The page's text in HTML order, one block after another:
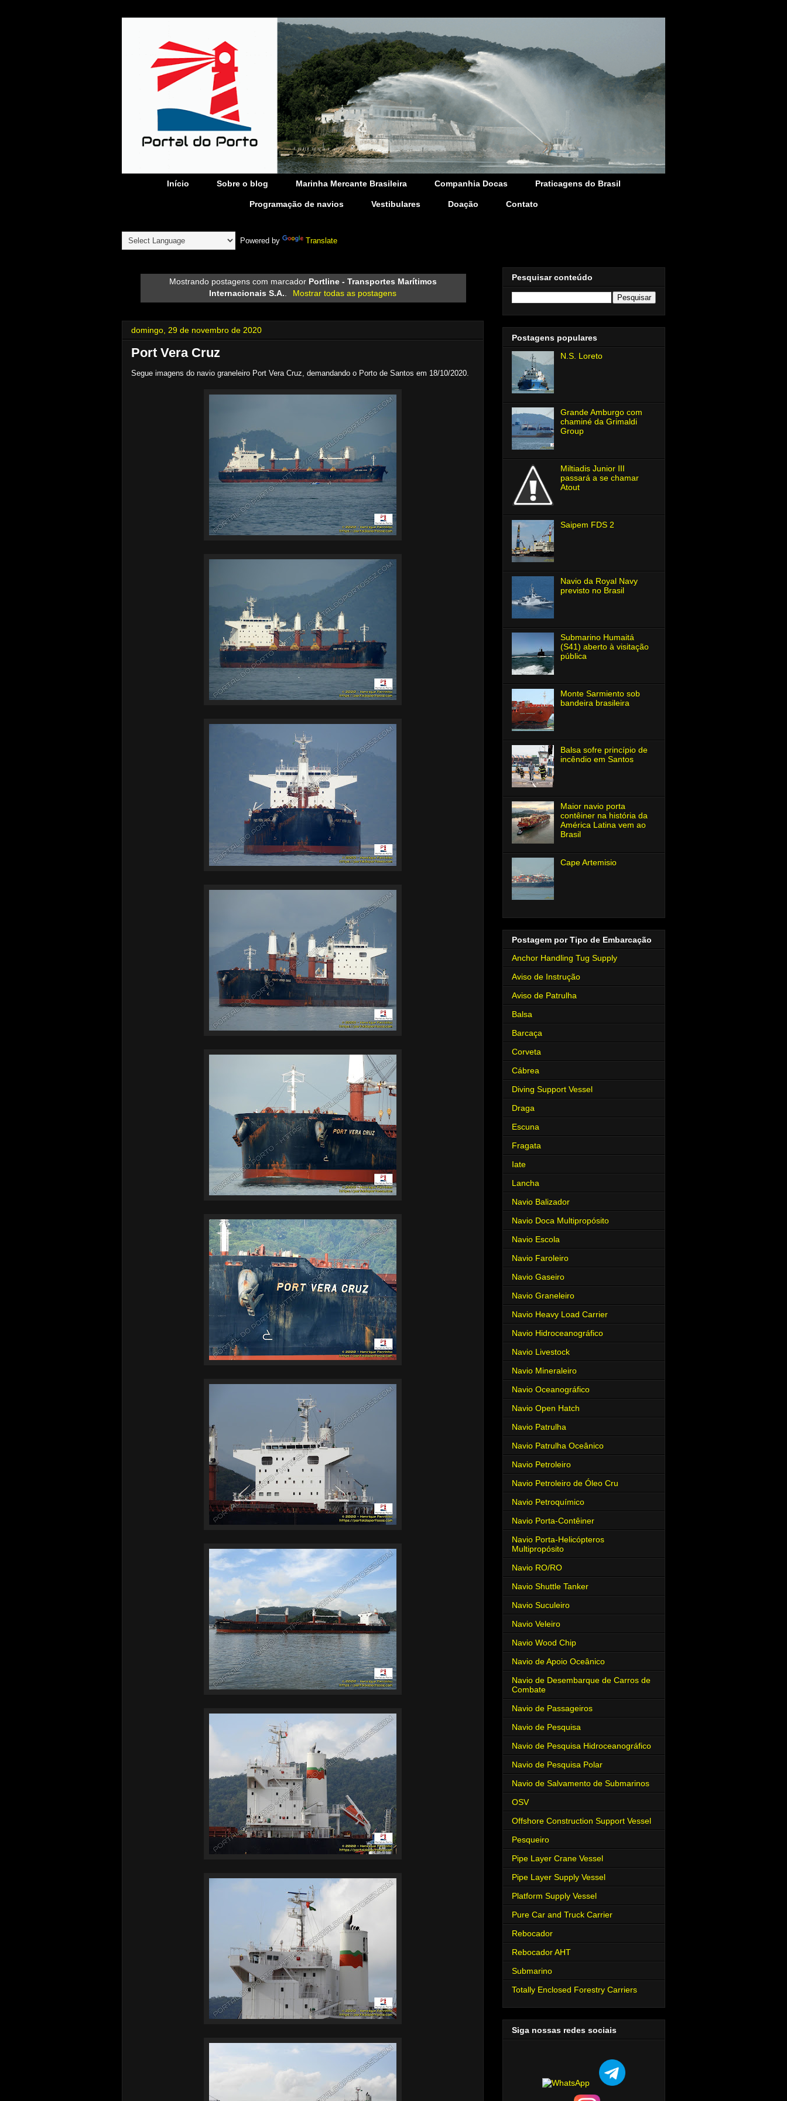
Início Sobre o blog Marinha Mercante Brasileira Companhia Docas Praticagens do Brasil
Programação de navios Vestibulares Doação Contato
Powered by Translate
Mostrando postagens com marcador Portline - Transportes Marítimos
Internacionais S.A.. Mostrar todas as postagens
domingo, 29 de novembro de 2020
Port Vera Cruz
Segue imagens do navio graneleiro Port Vera Cruz, demandando o Porto de Santos em 18/10/2020.
Pesquisar conteúdo
Postagens populares
N.S. Loreto
Grande Amburgo com
chaminé da Grimaldi
Group
Miltiadis Junior Ⅲ
passará a se chamar
Atout
Saipem FDS 2
Navio da Royal Navy
previsto no Brasil
Submarino Humaitá
(S41) aberto à visitação
pública
Monte Sarmiento sob
bandeira brasileira
Balsa sofre princípio de
incêndio em Santos
Maior navio porta
contêiner na história da
América Latina vem ao
Brasil
Cape Artemisio
Postagem por Tipo de Embarcação
Anchor Handling Tug Supply
Aviso de Instrução
Aviso de Patrulha
Balsa
Barcaça
Corveta
Cábrea
Diving Support Vessel
Draga
Escuna
Fragata
Iate
Lancha
Navio Balizador
Navio Doca Multipropósito
Navio Escola
Navio Faroleiro
Navio Gaseiro
Navio Graneleiro
Navio Heavy Load Carrier
Navio Hidroceanográfico
Navio Livestock
Navio Mineraleiro
Navio Oceanográfico
Navio Open Hatch
Navio Patrulha
Navio Patrulha Oceânico
Navio Petroleiro
Navio Petroleiro de Óleo Cru
Navio Petroquímico
Navio Porta-Contêiner
Navio Porta-Helicópteros
Multipropósito
Navio RO/RO
Navio Shuttle Tanker
Navio Suculeiro
Navio Veleiro
Navio Wood Chip
Navio de Apoio Oceânico
Navio de Desembarque de Carros de
Combate
Navio de Passageiros
Navio de Pesquisa
Navio de Pesquisa Hidroceanográfico
Navio de Pesquisa Polar
Navio de Salvamento de Submarinos
OSV
Offshore Construction Support Vessel
Pesqueiro
Pipe Layer Crane Vessel
Pipe Layer Supply Vessel
Platform Supply Vessel
Pure Car and Truck Carrier
Rebocador
Rebocador AHT
Submarino
Totally Enclosed Forestry Carriers
Siga nossas redes sociais